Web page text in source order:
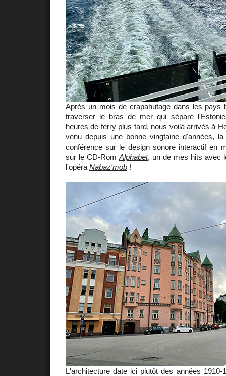
Après un mois de crapahutage dans les pays
traverser le bras de mer qui sépare
heures de ferry plus tard, nous voilà arrivés à
venu depuis une bonne vingtaine d'années,
conférence sur le design sonore interactif en
sur le CD-Rom Alphabet, un de mes hits avec
l'opéra Nabaz'mob !
L'architecture date ici plutôt des années